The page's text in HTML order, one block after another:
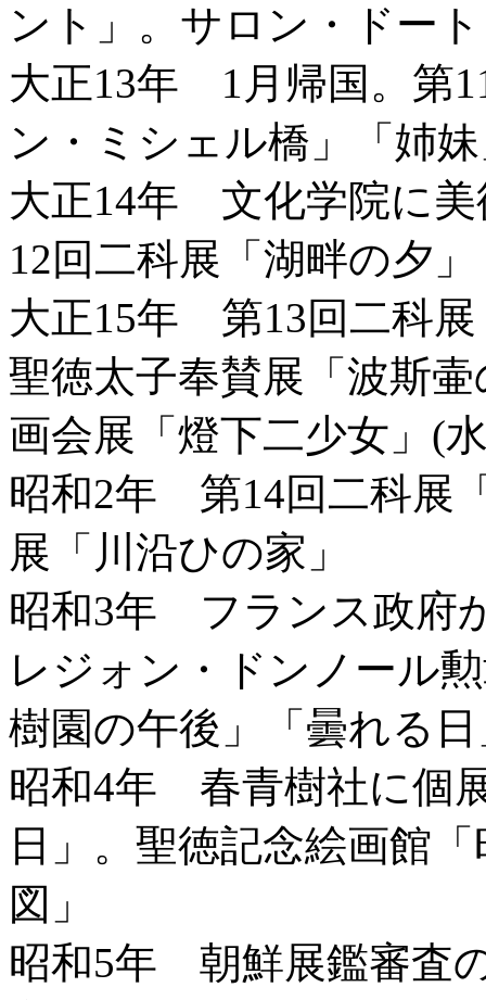
ント」。サロン・ドー
大正13年 1月帰国。第
ン・ミシェル橋」「姉
大正14年 文化学院に美
12回二科展「湖畔の夕
大正15年 第13回二科展
聖徳太子奉賛展「波斯
画会展「燈下二少女」(
昭和2年 第14回二科展
展「川沿ひの家」
昭和3年 フランス政府
レジォン・ドンノール
樹園の午後」「曇れる
昭和4年 春青樹社に個
日」。聖徳記念絵画館
図」
昭和5年 朝鮮展鑑審査